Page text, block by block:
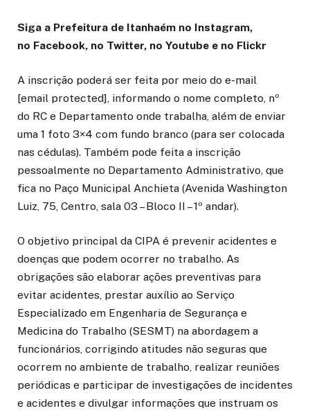
Siga a Prefeitura de Itanhaém no Instagram,
no Facebook, no Twitter, no Youtube e no Flickr
A inscrição poderá ser feita por meio do e-mail
[email protected] , informando o nome completo, nº
do RC e Departamento onde trabalha, além de enviar
uma 1 foto 3×4 com fundo branco (para ser colocada
nas cédulas). Também pode feita a inscrição
pessoalmente no Departamento Administrativo, que
fica no Paço Municipal Anchieta (Avenida Washington
Luiz, 75, Centro, sala 03 – Bloco II – 1º andar).
O objetivo principal da CIPA é prevenir acidentes e
doenças que podem ocorrer no trabalho. As
obrigações são elaborar ações preventivas para
evitar acidentes, prestar auxílio ao Serviço
Especializado em Engenharia de Segurança e
Medicina do Trabalho (SESMT) na abordagem a
funcionários, corrigindo atitudes não seguras que
ocorrem no ambiente de trabalho, realizar reuniões
periódicas e participar de investigações de incidentes
e acidentes e divulgar informações que instruam os